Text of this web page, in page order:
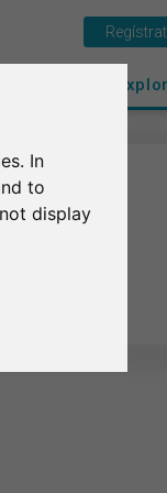
In
to
display